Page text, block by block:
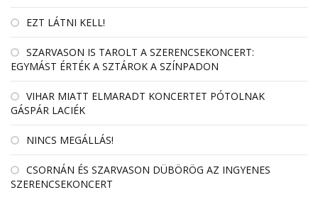
EZT LÁTNI KELL!
SZARVASON IS TAROLT A SZERENCSEKONCERT:
EGYMÁST ÉRTÉK A SZTÁROK A SZÍNPADON
VIHAR MIATT ELMARADT KONCERTET PÓTOLNAK
GÁSPÁR LACIÉK
NINCS MEGÁLLÁS!
CSORNÁN ÉS SZARVASON DÜBÖRÖG AZ INGYENES
SZERENCSEKONCERT